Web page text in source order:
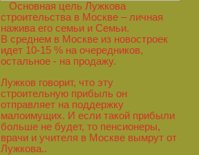
Основная цель Лужкова
строительства в Москве – личная
нажива его семьи и Семьи.
В среднем в Москве из новостроек
идет 10-15 % на очередников,
остальное - на продажу.
Лужков говорит, что эту
строительную прибыль он
отправляет на поддержку
малоимущих. И если такой прибыли
больше не будет, то пенсионеры,
врачи и учителя в Москве вымрут от
Лужкова..